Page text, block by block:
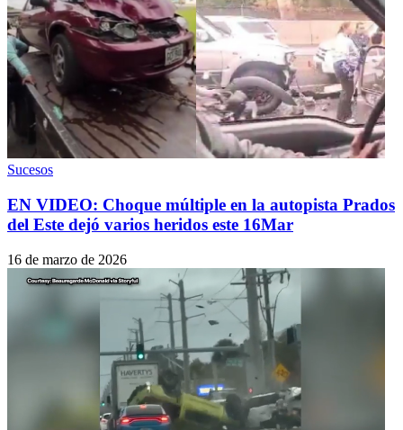
Sucesos
EN VIDEO: Choque múltiple en la autopista Prados
del Este dejó varios heridos este 16Mar
16 de marzo de 2026